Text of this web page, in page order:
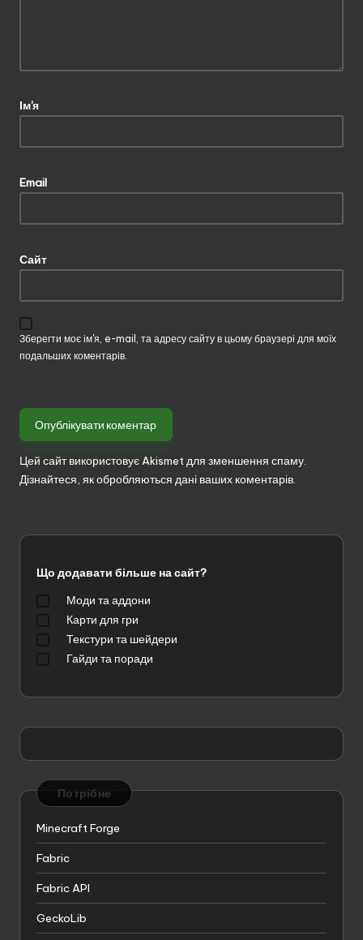
Ім'я
Email
Сайт
Зберегти моє ім'я, e-mail, та адресу сайту в цьому браузері для моїх
подальших коментарів.
Цей сайт використовує Akismet для зменшення спаму.
Дізнайтеся, як обробляються дані ваших коментарів.
Що додавати більше на сайт?
Моди та аддони
Карти для гри
Текстури та шейдери
Гайди та поради
Потрібне
Minecraft Forge
Fabric
Fabric API
GeckoLib